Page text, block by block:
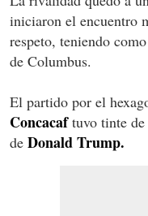
iniciaron el encuentro
respeto, teniendo
de Columbus.
El partido por el
Concacaftuvo tinte de
de Donald Trump.